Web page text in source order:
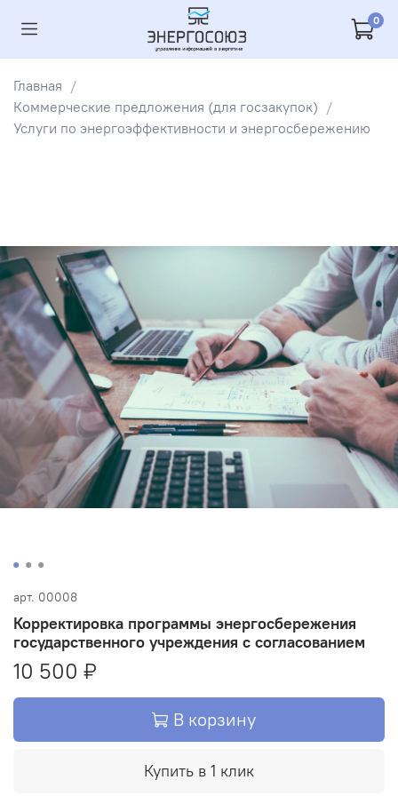
0
Главная
Коммерческие предложения (для госзакупок)
Услуги по энергоэффективности и энергосбережению
арт. 00008
Корректировка программы энергосбережения
государственного учреждения с согласованием
10 500 ₽
В корзину
Купить в 1 клик